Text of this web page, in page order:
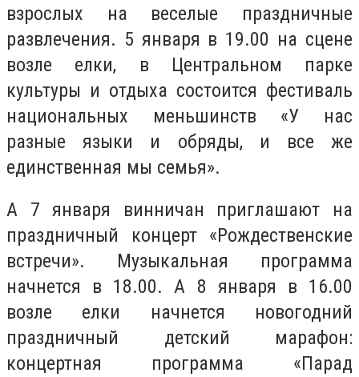
взрослых на веселые праздничные
развлечения. 5 января в 19.00 на сцене
возле елки, в Центральном парке
культуры и отдыха состоится фестиваль
национальных меньшинств «У нас
разные языки и обряды, и все же
единственная мы семья».
А 7 января винничан приглашают на
праздничный концерт «Рождественские
встречи». Музыкальная программа
начнется в 18.00. А 8 января в 16.00
возле елки начнется новогодний
праздничный детский марафон:
концертная программа «Парад